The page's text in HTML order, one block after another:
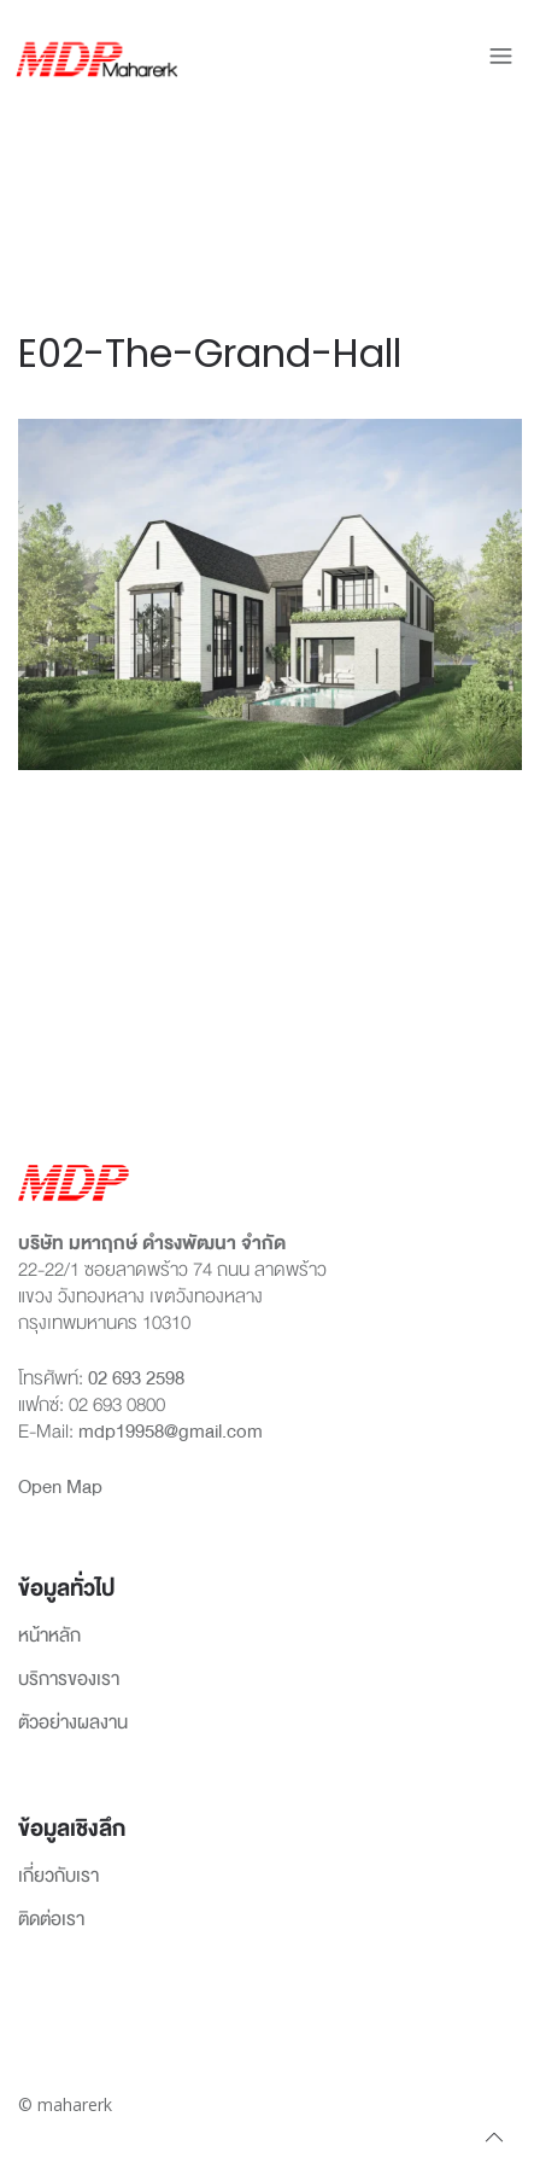
E02-The-Grand-Hall
บริษัท มหาฤกษ์ ดำรงพัฒนา จำกัด
22-22/1 ซอยลาดพร้าว 74 ถนน ลาดพร้าว
แขวง วังทองหลาง เขตวังทองหลาง
กรุงเทพมหานคร 10310
โทรศัพท์:02 693 2598
แฟกซ์: 02 693 0800
E-Mail: mdp19958@gmail.com
Open Map
ข้อมูลทั่วไป
หน้าหลัก
บริการของเรา
ตัวอย่างผลงาน
ข้อมูลเชิงลึก
เกี่ยวกับเรา
ติดต่อเรา
© maharerk